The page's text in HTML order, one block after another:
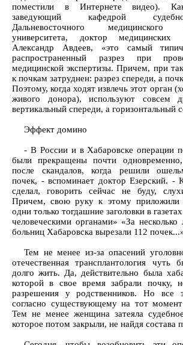
поместили в Интернете видео).
заведующий кафедрой
Дальневосточного медицинского
университета, доктор медицинских
Александр Авдеев, «это самый
распространенный разрез при
медицинской экспертизы. Причем, при
к почкам затруднен: разрез спереди, а
Поэтому, когда ходят извлечь этот орган
живого донора), используют совсем
вертикальный спереди, а горизонтальный
Эффект домино
- В России и в Хабаровске операции
были прекращены почти
после скандалов, когда решили
почек, - вспоминает доктор Езерский. -
сделал, говорить сейчас не буду,
Причем, свою руку к этому
одни только тогдашние заголовки в
человеческими органами» «За несколько
больниц Хабаровска вырезали 112
Тем не менее из-за опасений
отечественная трансплантология чуть
долго жить. Да, действительно была
которой в свое время забрали почку,
разрешения у родственников. Но все
согласно существующему на тот момент
Тем не менее женщина затеяла судебное
которое потом закрыли, не найдя состава